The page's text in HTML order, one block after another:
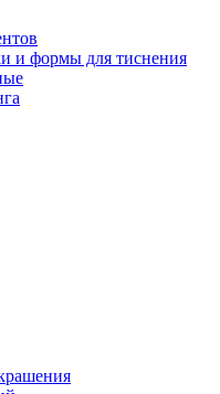
и формы для тиснения